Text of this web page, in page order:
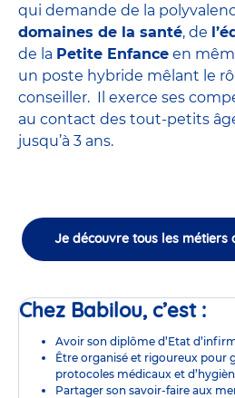
qui demande de la
domaines de la santé, de
de la Petite Enfance en
un poste hybride mêlant le
conseiller. Il exerce ses
au contact des tout-petits
jusqu’à 3 ans.
Je découvre tous les métiers
Chez Babilou, c’est :
Avoir son diplôme d’Etat
Être organisé et rigoureux pour
protocoles médicaux et
Partager son savoir-faire aux